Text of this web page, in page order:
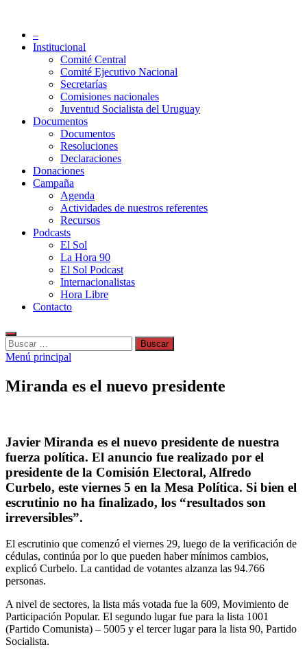
contenido
Partido Socialista de Uruguay
–
Institucional
Comité Central
Comité Ejecutivo Nacional
Secretarías
Comisiones nacionales
Juventud Socialista del Uruguay
Documentos
Documentos
Resoluciones
Declaraciones
Donaciones
Campaña
Agenda
Actividades de nuestros referentes
Recursos
Podcasts
El Sol
La Hora 90
El Sol Podcast
Internacionalistas
Hora Libre
Contacto
Buscar:
Menú principal
Miranda es el nuevo presidente
Javier Miranda es el nuevo presidente de nuestra
fuerza política. El anuncio fue realizado por el
presidente de la Comisión Electoral, Alfredo
Curbelo, este viernes 5 en la Mesa Política. Si bien el
escrutinio no ha finalizado, los “resultados son
irreversibles”.
El escrutinio que comenzó el viernes 29, luego de la verificación de
cédulas, continúa por lo que pueden haber mínimos cambios,
explicó Curbelo. La cantidad de votantes alzanza las 94.766
personas.
A nivel de sectores, la lista más votada fue la 609, Movimiento de
Participación Popular. El segundo lugar fue para la lista 1001
(Partido Comunista) – 5005 y el tercer lugar para la lista 90, Partido
Socialista.